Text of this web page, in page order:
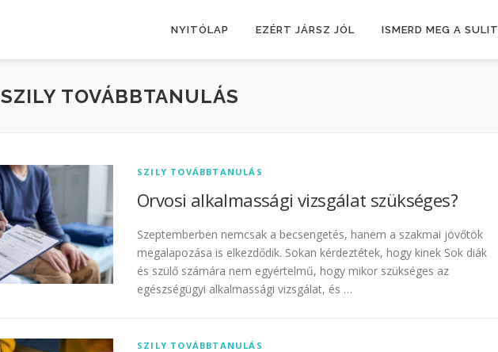
NYITÓLAP EZÉRT JÁRSZ JÓL ISMERD MEG A SULIT
SZILY TOVÁBBTANULÁS
SZILY TOVÁBBTANULÁS
Orvosi alkalmassági vizsgálat szükséges?
Szeptemberben nemcsak a becsengetés, hanem a szakmai jövőtök
megalapozása is elkezdődik. Sokan kérdeztétek, hogy kinek Sok diák
és szülő számára nem egyértelmű, hogy mikor szükséges az
egészségügyi alkalmassági vizsgálat, és …
SZILY TOVÁBBTANULÁS